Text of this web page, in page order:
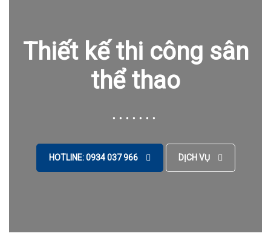
Thiết kế thi công sân
thể thao
HOTLINE: 0934 037 966 DỊCH VỤ